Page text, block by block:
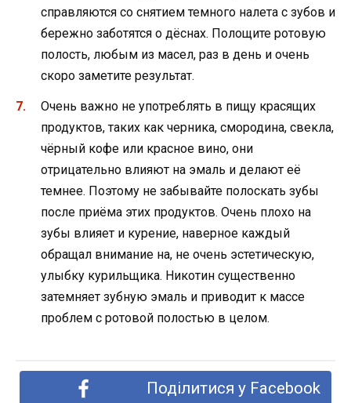
справляются со снятием темного налета с зубов и
бережно заботятся о дёснах. Полощите ротовую
полость, любым из масел, раз в день и очень
скоро заметите результат.
Очень важно не употреблять в пищу красящих
продуктов, таких как черника, смородина, свекла,
чёрный кофе или красное вино, они
отрицательно влияют на эмаль и делают её
темнее. Поэтому не забывайте полоскать зубы
после приёма этих продуктов. Очень плохо на
зубы влияет и курение, наверное каждый
обращал внимание на, не очень эстетическую,
улыбку курильщика. Никотин существенно
затемняет зубную эмаль и приводит к массе
проблем с ротовой полостью в целом.
Поділитися у Facebook